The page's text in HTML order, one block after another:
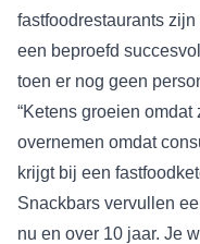
fastfoodrestaurants
een beproefd
toen er nog geen
“Ketens groeien
overnemen omdat
krijgt bij een
Snackbars vervullen
nu en over 10 jaar. Je